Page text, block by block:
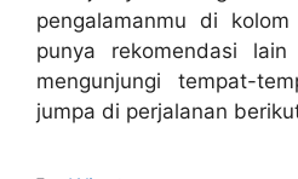
pengalamanmu di
punya rekomendasi
mengunjungi tempat-
jumpa di perjalanan